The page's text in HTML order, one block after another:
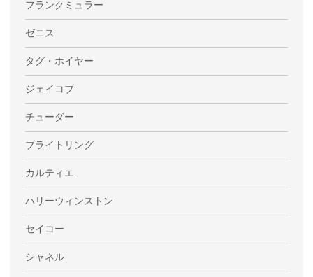
フランクミュラー
ゼニス
タグ・ホイヤー
ジェイコブ
チューダー
ブライトリング
カルティエ
ハリーウィンストン
セイコー
シャネル